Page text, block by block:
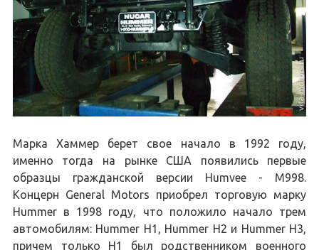
Марка Хаммер берет свое начало в 1992 году,
именно тогда на рынке США появились первые
образцы гражданской версии Humvee - M998.
Концерн General Motors приобрел торговую марку
Hummer в 1998 году, что положило начало трем
автомобилям: Hummer H1, Hummer H2 и Hummer H3,
причем только H1 был родственником военного